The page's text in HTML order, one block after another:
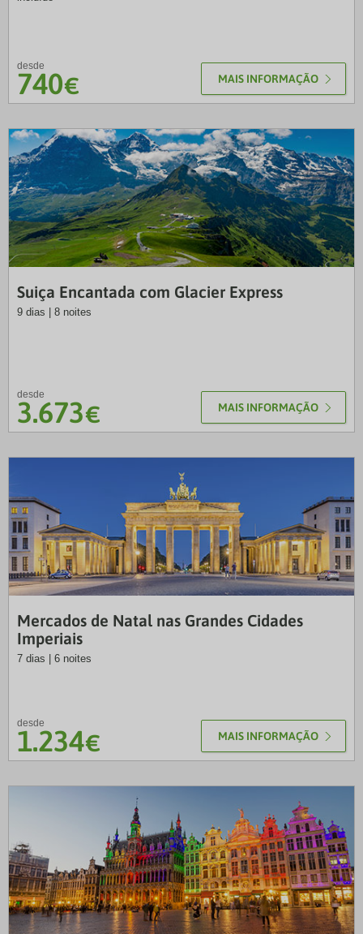
desde
740€ MAIS INFORMAÇÃO
Suiça Encantada com Glacier Express
9 dias | 8 noites
desde
3.673€ MAIS INFORMAÇÃO
Mercados de Natal nas Grandes Cidades
Imperiais
7 dias | 6 noites
desde
1.234€ MAIS INFORMAÇÃO